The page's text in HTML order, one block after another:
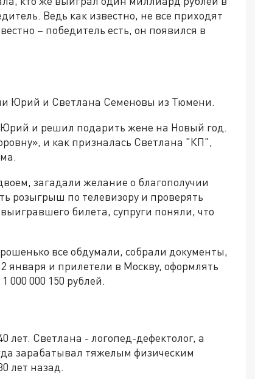
Ведь как известно, не все приходят
– победитель есть, он появился в
Юрий и Светлана Семеновы из Тюмени.
и решил подарить жене на Новый год.
и как призналась Светлана "КП",
загадали желание о благополучии
розыгрыш по телевизору и проверять
билета, супруги поняли, что
все обдумали, собрали документы,
января и прилетели в Москву, оформлять
000 150 рублей.
Светлана - логопед-дефектолог, а
зарабатывал тяжелым физическим
лет назад.